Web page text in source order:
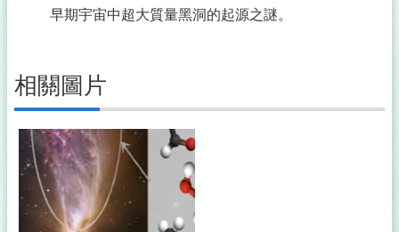
早期宇宙中超大質量黑洞的起源之謎。
相關圖片